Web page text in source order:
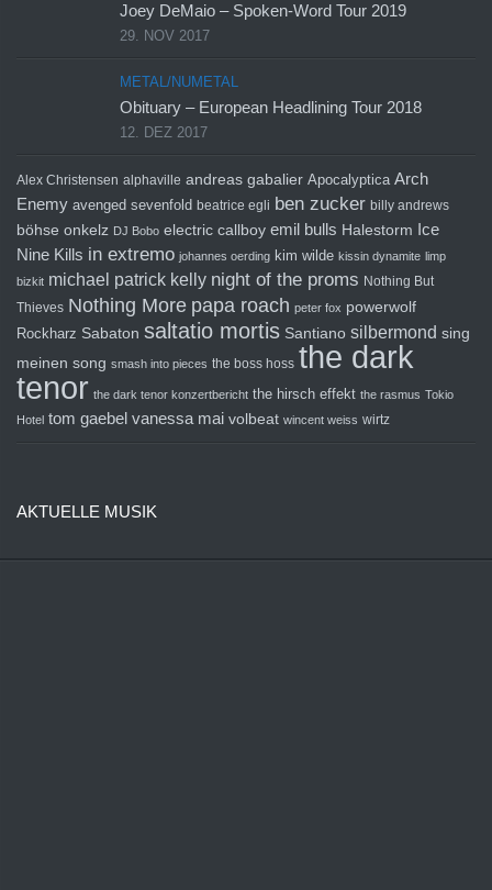
Joey DeMaio – Spoken-Word Tour 2019
29. NOV 2017
METAL/NUMETAL
Obituary – European Headlining Tour 2018
12. DEZ 2017
Alex Christensen alphaville andreas gabalier Apocalyptica Arch
Enemy avenged sevenfold beatrice egli ben zucker billy andrews
böhse onkelz DJ Bobo electric callboy emil bulls Halestorm Ice
Nine Kills in extremo johannes oerding kim wilde kissin dynamite limp
bizkit michael patrick kelly night of the proms Nothing But
Thieves Nothing More papa roach peter fox powerwolf
Rockharz Sabaton saltatio mortis Santiano silbermond sing
meinen song smash into pieces the boss hoss the dark
tenor the dark tenor konzertbericht the hirsch effekt the rasmus Tokio
Hotel tom gaebel vanessa mai volbeat wincent weiss wirtz
AKTUELLE MUSIK